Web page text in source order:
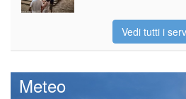
Vedi tutti i
Meteo